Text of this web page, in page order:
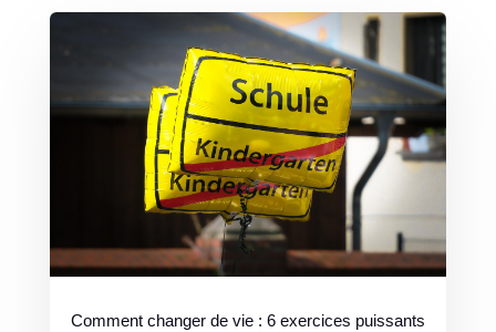
Comment changer de vie : 6 exercices puissants